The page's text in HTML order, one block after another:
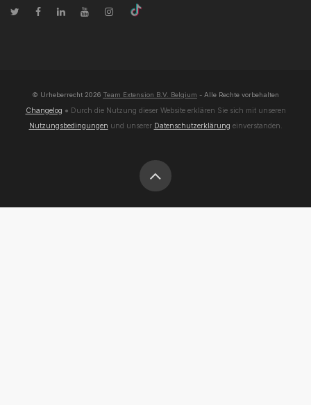
© Urheberrecht 2026 Team Extension B.V. Belgium - Alle Rechte vorbehalten
Changelog ● Durch die Nutzung dieser Website erklären Sie sich mit unseren
Nutzungsbedingungen und unserer Datenschutzerklärung einverstanden.